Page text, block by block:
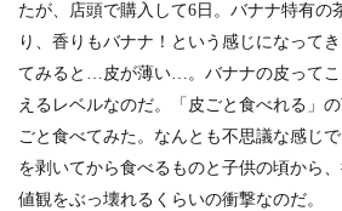
たが、店頭で購入して6日。バナナ特有の
り、香りもバナナ！という感じになって
てみると…皮が薄い…。バナナの皮ってこ
えるレベルなのだ。「皮ごと食べれる」
ごと食べてみた。なんとも不思議な感じ
を剥いてから食べるものと子供の頃から
値観をぶっ壊れるくらいの衝撃なのだ。